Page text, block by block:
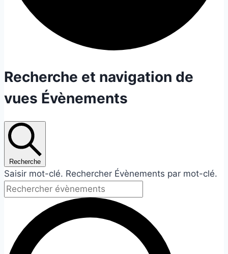
Évènements
for
19
juin
2026
Recherche et navigation de
vues Évènements
Recherche
Saisir mot-clé. Rechercher Évènements par mot-clé.